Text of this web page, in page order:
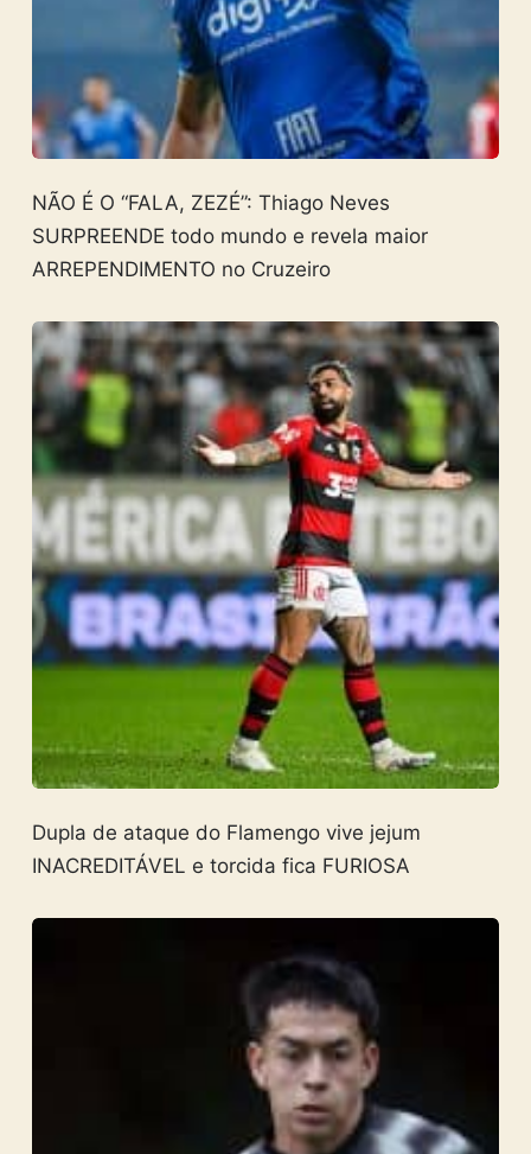
NÃO É O “FALA, ZEZÉ”: Thiago Neves
SURPREENDE todo mundo e revela maior
ARREPENDIMENTO no Cruzeiro
Dupla de ataque do Flamengo vive jejum
INACREDITÁVEL e torcida fica FURIOSA